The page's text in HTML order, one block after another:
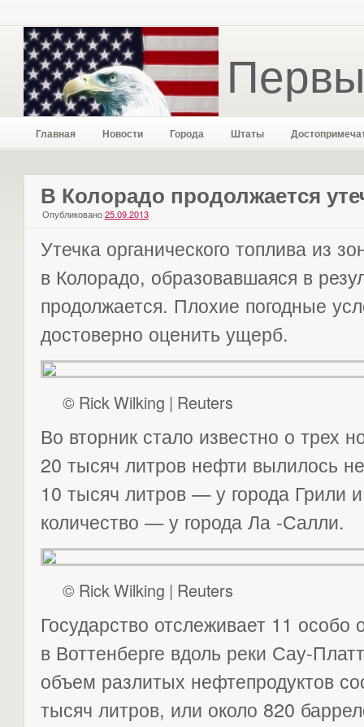
Главная Новости Города Штаты
В Колорадо продолжается
Опубликовано 25.09.2013
Утечка органического топлива из
в Колорадо, образовавшаяся в
продолжается. Плохие погодные
достоверно оценить ущерб.
© Rick Wilking | Reuters
Во вторник стало известно о трех
20 тысяч литров нефти вылилось
10 тысяч литров — у города Грили
количество — у города Ла -Салли.
© Rick Wilking | Reuters
Государство отслеживает 11
в Воттенберге вдоль реки Сау-
объем разлитых нефтепродуктов
тысяч литров, или около 820